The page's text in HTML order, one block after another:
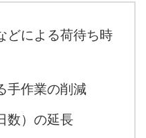
どによる荷待ち時
手作業の削減
数）の延長